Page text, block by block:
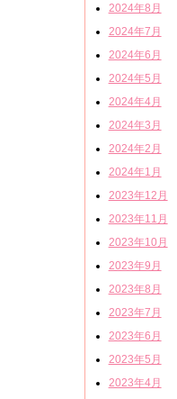
2024年8月
2024年7月
2024年6月
2024年5月
2024年4月
2024年3月
2024年2月
2024年1月
2023年12月
2023年11月
2023年10月
2023年9月
2023年8月
2023年7月
2023年6月
2023年5月
2023年4月